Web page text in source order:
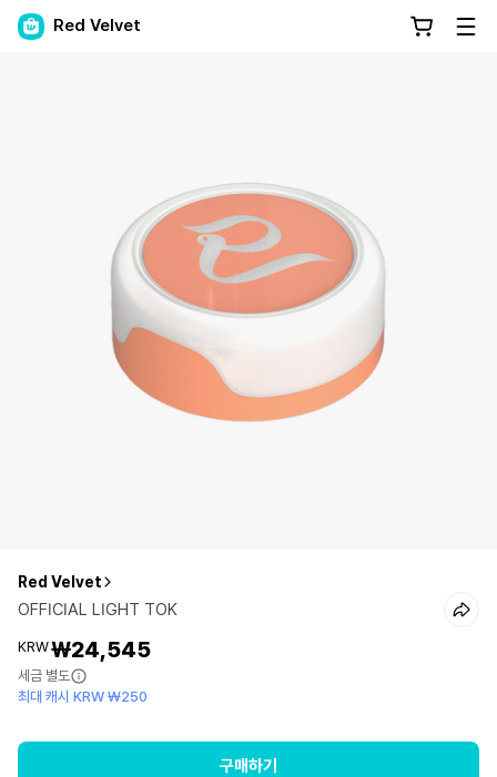
Red Velvet
Red Velvet
OFFICIAL LIGHT TOK
KRW₩24,545
세금 별도
최대 캐시 KRW ₩250
구매하기